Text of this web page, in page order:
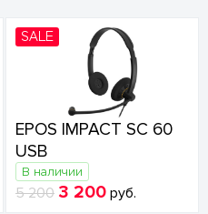
SALE
EPOS IMPACT SC 60
USB
В наличии
5 200 3 200 руб.